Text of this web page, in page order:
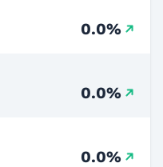
0.0%
0.0%
0.0%